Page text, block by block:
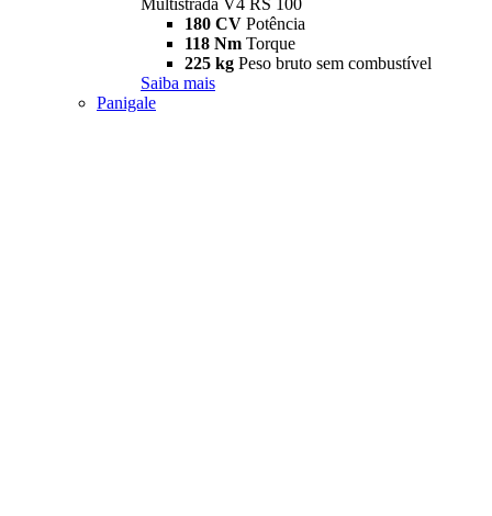
Multistrada V4 RS 100
180 CV Potência
118 Nm Torque
225 kg Peso bruto sem combustível
Saiba mais
Panigale